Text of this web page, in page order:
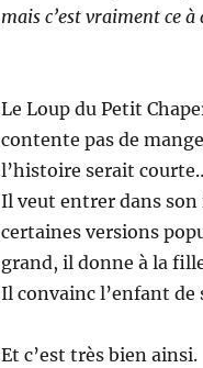
mais c’est vraiment ce
Le Loup du Petit
contente pas de
l’histoire serait
Il veut entrer dans
certaines versions
grand, il donne à la
Il convainc l’enfant de
Et c’est très bien ainsi.